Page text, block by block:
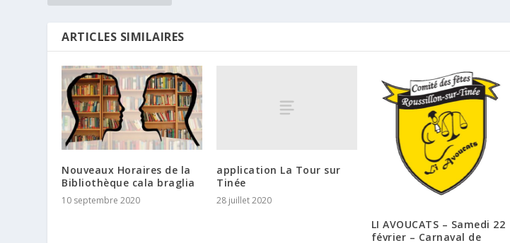
ARTICLES SIMILAIRES
Nouveaux Horaires de la
Bibliothèque cala braglia
10 septembre 2020
application La Tour sur
Tinée
28 juillet 2020
LI AVOUCATS – Samedi 22
février – Carnaval de